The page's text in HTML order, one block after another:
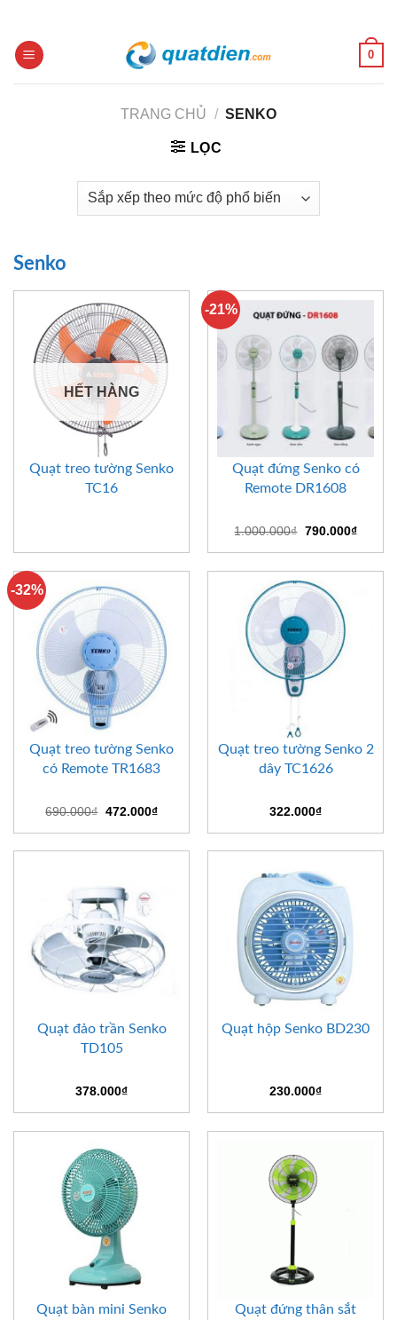
content
0
TRANG CHỦ / SENKO
LỌC
Senko
HẾT HÀNG
Quạt treo tường Senko
TC16
-21%
Quạt đứng Senko có
Remote DR1608
1.000.000₫ Giá
là:
790.000₫Giá
tại
-32%
Quạt treo tường Senko
có Remote TR1683
690.000₫ Giá
là:
472.000₫Giá
tại
Quạt treo tường Senko 2
dây TC1626
322.000₫
Quạt đảo trần Senko
TD105
378.000₫
Quạt hộp Senko BD230
230.000₫
Quạt bàn mini Senko
Quạt đứng thân sắt